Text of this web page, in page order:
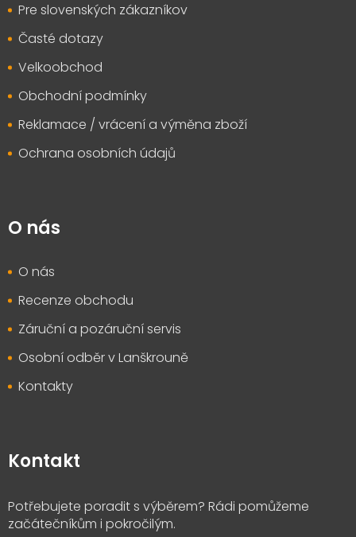
Pre slovenských zákazníkov
Časté dotazy
Velkoobchod
Obchodní podmínky
Reklamace / vrácení a výměna zboží
Ochrana osobních údajů
O nás
O nás
Recenze obchodu
Záruční a pozáruční servis
Osobní odběr v Lanškrouně
Kontakty
Kontakt